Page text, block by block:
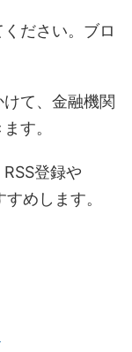
ださい。ブロ
て、金融機関
す。
登録や
めします。